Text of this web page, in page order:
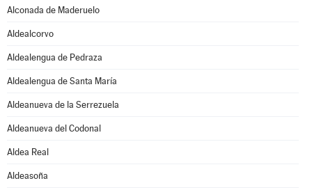
Alconada de Maderuelo
Aldealcorvo
Aldealengua de Pedraza
Aldealengua de Santa María
Aldeanueva de la Serrezuela
Aldeanueva del Codonal
Aldea Real
Aldeasoña